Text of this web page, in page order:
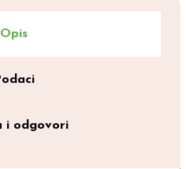
Opis
i odgovori